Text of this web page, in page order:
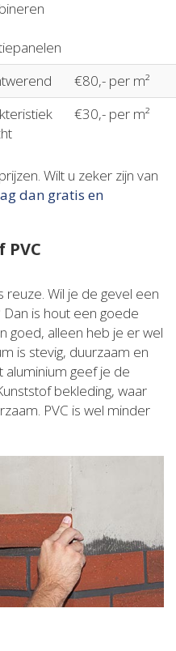
€80,- per m²
€30,- per m²
Wilt u zeker zijn van
dan gratis en
reuze. Wil je de gevel een
is hout een goede
goed, alleen heb je er wel
is stevig, duurzaam en
geef je de
bekleding, waar
PVC is wel minder